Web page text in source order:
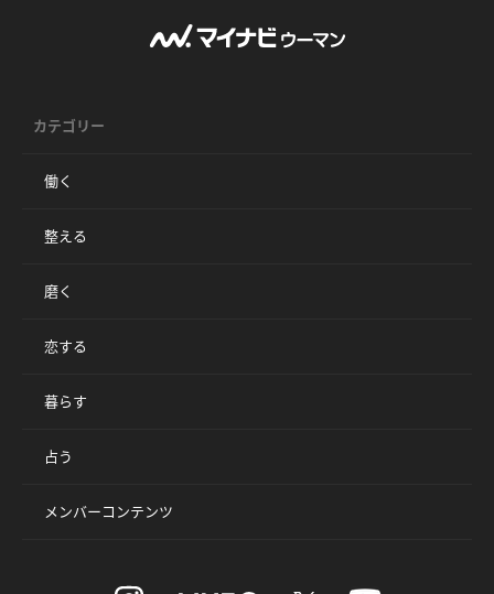
カテゴリー
働く
整える
磨く
恋する
暮らす
占う
メンバーコンテンツ